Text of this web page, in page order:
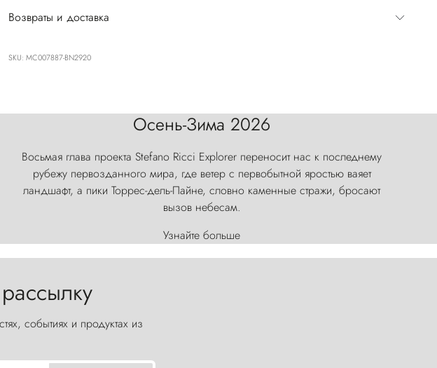
Возвраты и доставка
SKU: MC007887-BN2920
Осень-Зима 2026
Восьмая глава проекта Stefano Ricci Explorer переносит нас к последнему
рубежу первозданного мира, где ветер с первобытной яростью ваяет
ландшафт, а пики Торрес-дель-Пайне, словно каменные стражи, бросают
вызов небесам.
Узнайте больше
событиях и продуктах из